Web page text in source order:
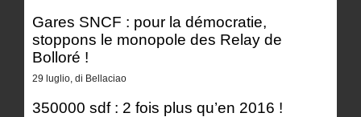
Gares SNCF : pour la démocratie,
stoppons le monopole des Relay de
Bolloré !
29 luglio, di Bellaciao
350000 sdf : 2 fois plus qu’en 2016 !